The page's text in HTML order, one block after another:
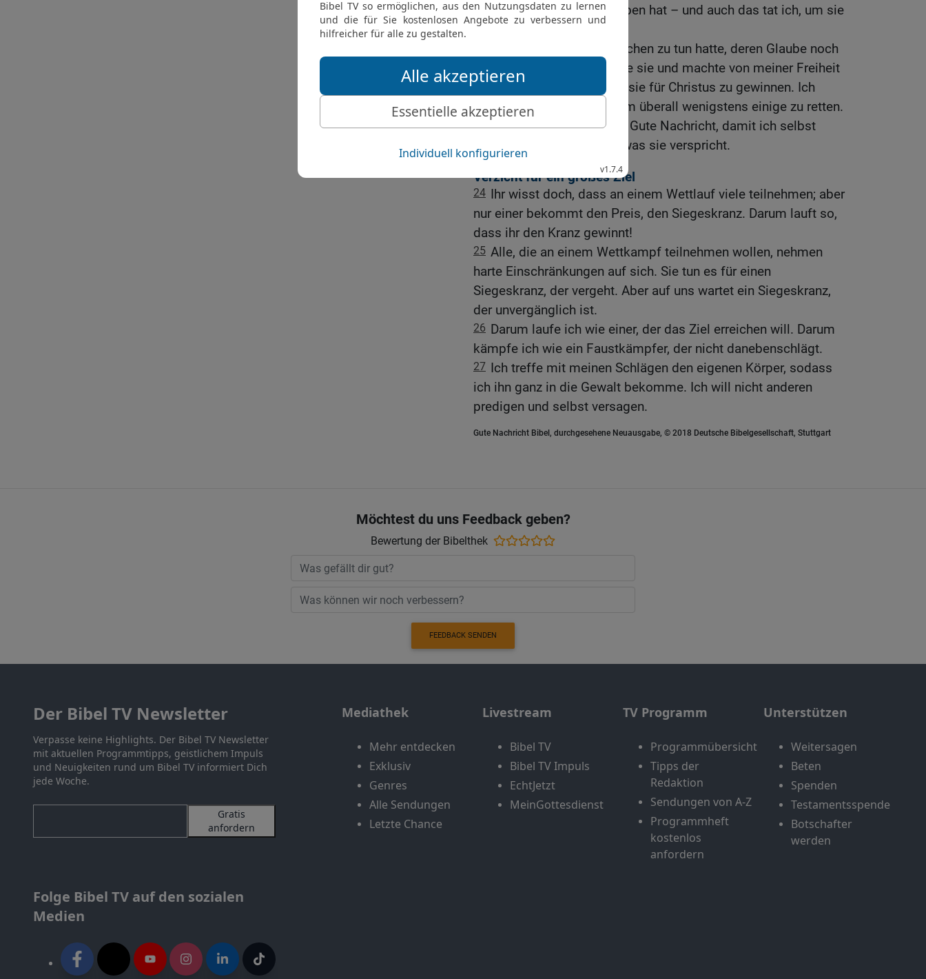
Gesetz, das Christus gegeben hat – und auch das tat ich, um sie
für Christus zu gewinnen.
Und wenn ich mit Menschen zu tun hatte, deren Glaube noch
schwach war, wurde ich wie sie und machte von meiner Freiheit
keinen Gebrauch – nur um sie für Christus zu gewinnen. Ich
stellte mich allen gleich, um überall wenigstens einige zu retten.
23 Das alles tue ich für die Gute Nachricht, damit ich selbst
Anteil bekomme an dem, was sie verspricht.
Verzicht für ein großes Ziel
24 Ihr wisst doch, dass an einem Wettlauf viele teilnehmen; aber
nur einer bekommt den Preis, den Siegeskranz. Darum lauft so,
dass ihr den Kranz gewinnt!
25 Alle, die an einem Wettkampf teilnehmen wollen, nehmen
harte Einschränkungen auf sich. Sie tun es für einen
Siegeskranz, der vergeht. Aber auf uns wartet ein Siegeskranz,
der unvergänglich ist.
26 Darum laufe ich wie einer, der das Ziel erreichen will. Darum
kämpfe ich wie ein Faustkämpfer, der nicht danebenschlägt.
27 Ich treffe mit meinen Schlägen den eigenen Körper, sodass
ich ihn ganz in die Gewalt bekomme. Ich will nicht anderen
predigen und selbst versagen.
Gute Nachricht Bibel, durchgesehene Neuausgabe, © 2018 Deutsche Bibelgesellschaft, Stuttgart
Möchtest du uns Feedback geben?
Bewertung der Bibelthek
FEEDBACK SENDEN
Der Bibel TV Newsletter
Verpasse keine Highlights. Der Bibel TV Newsletter
mit aktuellen Programmtipps, geistlichem Impuls
und Neuigkeiten rund um Bibel TV informiert Dich
jede Woche.
Gratis
anfordern
Folge Bibel TV auf den sozialen
Medien
Mediathek
Mehr entdecken
Exklusiv
Genres
Alle Sendungen
Letzte Chance
Livestream
Bibel TV
Bibel TV Impuls
EchtJetzt
MeinGottesdienst
TV Programm
Programmübersicht
Tipps der
Redaktion
Sendungen von A-Z
Programmheft
kostenlos
anfordern
Unterstützen
Weitersagen
Beten
Spenden
Testamentsspende
Botschafter
werden